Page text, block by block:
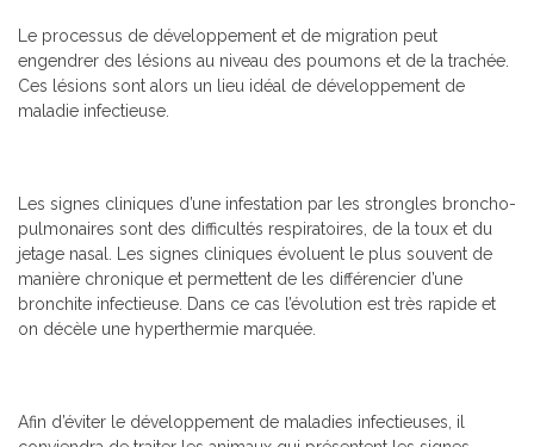
Le processus de développement et de migration peut
engendrer des lésions au niveau des poumons et de la trachée.
Ces lésions sont alors un lieu idéal de développement de
maladie infectieuse.
Les signes cliniques d’une infestation par les strongles broncho-
pulmonaires sont des difficultés respiratoires, de la toux et du
jetage nasal. Les signes cliniques évoluent le plus souvent de
manière chronique et permettent de les différencier d’une
bronchite infectieuse. Dans ce cas l’évolution est très rapide et
on décèle une hyperthermie marquée.
Afin d’éviter le développement de maladies infectieuses, il